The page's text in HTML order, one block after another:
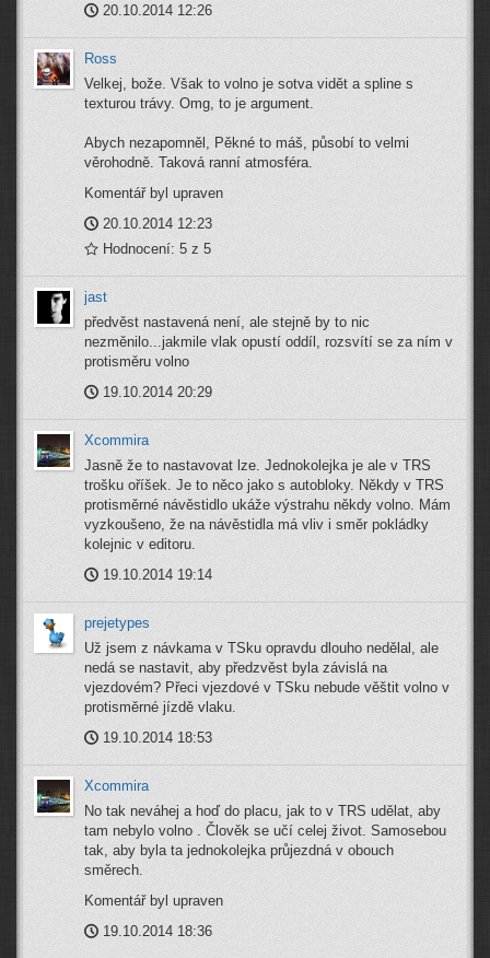
20.10.2014 12:26
Ross
Velkej, bože. Však to volno je sotva vidět a spline s
texturou trávy. Omg, to je argument.
Abych nezapomněl, Pěkné to máš, působí to velmi
věrohodně. Taková ranní atmosféra.
Komentář byl upraven
20.10.2014 12:23
Hodnocení: 5 z 5
jast
předvěst nastavená není, ale stejně by to nic
nezměnilo...jakmile vlak opustí oddíl, rozsvítí se za ním v
protisměru volno
19.10.2014 20:29
Xcommira
Jasně že to nastavovat lze. Jednokolejka je ale v TRS
trošku oříšek. Je to něco jako s autobloky. Někdy v TRS
protisměrné návěstidlo ukáže výstrahu někdy volno. Mám
vyzkoušeno, že na návěstidla má vliv i směr pokládky
kolejnic v editoru.
19.10.2014 19:14
prejetypes
Už jsem z návkama v TSku opravdu dlouho nedělal, ale
nedá se nastavit, aby předzvěst byla závislá na
vjezdovém? Přeci vjezdové v TSku nebude věštit volno v
protisměrné jízdě vlaku.
19.10.2014 18:53
Xcommira
No tak neváhej a hoď do placu, jak to v TRS udělat, aby
tam nebylo volno . Člověk se učí celej život. Samosebou
tak, aby byla ta jednokolejka průjezdná v obouch
směrech.
Komentář byl upraven
19.10.2014 18:36